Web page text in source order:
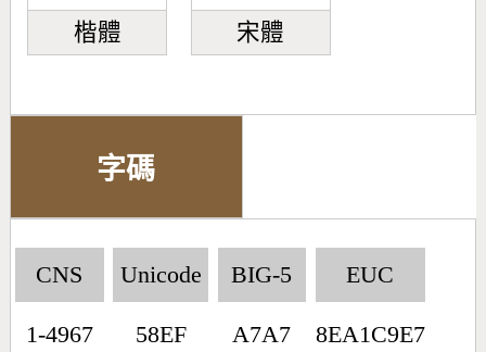
楷體 宋體
字碼
CNS
1-4967
Unicode
58EF
BIG-5
A7A7
EUC
8EA1C9E7